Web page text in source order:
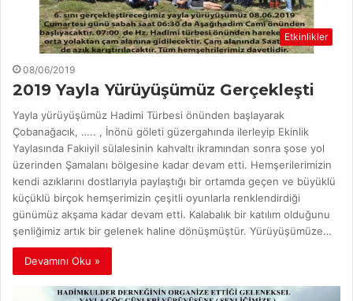
Etkinlikler
08/06/2019
2019 Yayla Yürüyüşümüz Gerçekleşti
Yayla yürüyüşümüz Hadimi Türbesi önünden başlayarak
Çobanağacık, ….. , İnönü göleti güzergahında ilerleyip Ekinlik
Yaylasında Fakıiyil sülalesinin kahvaltı ikramından sonra şose yol
üzerinden Şamalanı bölgesine kadar devam etti. Hemşerilerimizin
kendi azıklarını dostlarıyla paylaştığı bir ortamda geçen ve büyüklü
küçüklü birçok hemşerimizin çeşitli oyunlarla renklendirdiği
günümüz akşama kadar devam etti. Kalabalık bir katılım olduğunu
şenliğimiz artık bir gelenek haline dönüşmüştür. Yürüyüşümüze…
Devamını Oku »